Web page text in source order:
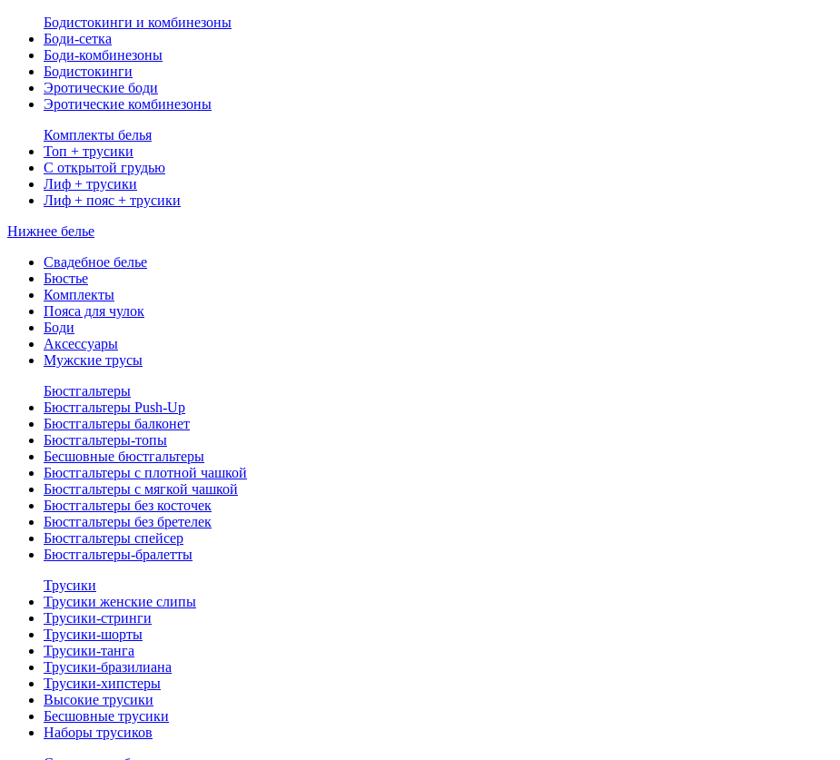
Бодистокинги и комбинезоны
Боди-сетка
Боди-комбинезоны
Бодистокинги
Эротические боди
Эротические комбинезоны
Комплекты белья
Топ + трусики
С открытой грудью
Лиф + трусики
Лиф + пояс + трусики
Нижнее белье
Свадебное белье
Бюстье
Комплекты
Пояса для чулок
Боди
Аксессуары
Мужские трусы
Бюстгальтеры
Бюстгальтеры Push-Up
Бюстгальтеры балконет
Бюстгальтеры-топы
Бесшовные бюстгальтеры
Бюстгальтеры с плотной чашкой
Бюстгальтеры с мягкой чашкой
Бюстгальтеры без косточек
Бюстгальтеры без бретелек
Бюстгальтеры спейсер
Бюстгальтеры-бралетты
Трусики
Трусики женские слипы
Трусики-стринги
Трусики-шорты
Трусики-танга
Трусики-бразилиана
Трусики-хипстеры
Высокие трусики
Бесшовные трусики
Наборы трусиков